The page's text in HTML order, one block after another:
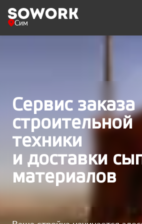
Сим
Сервис заказа
строительной
техники
и доставки
материалов